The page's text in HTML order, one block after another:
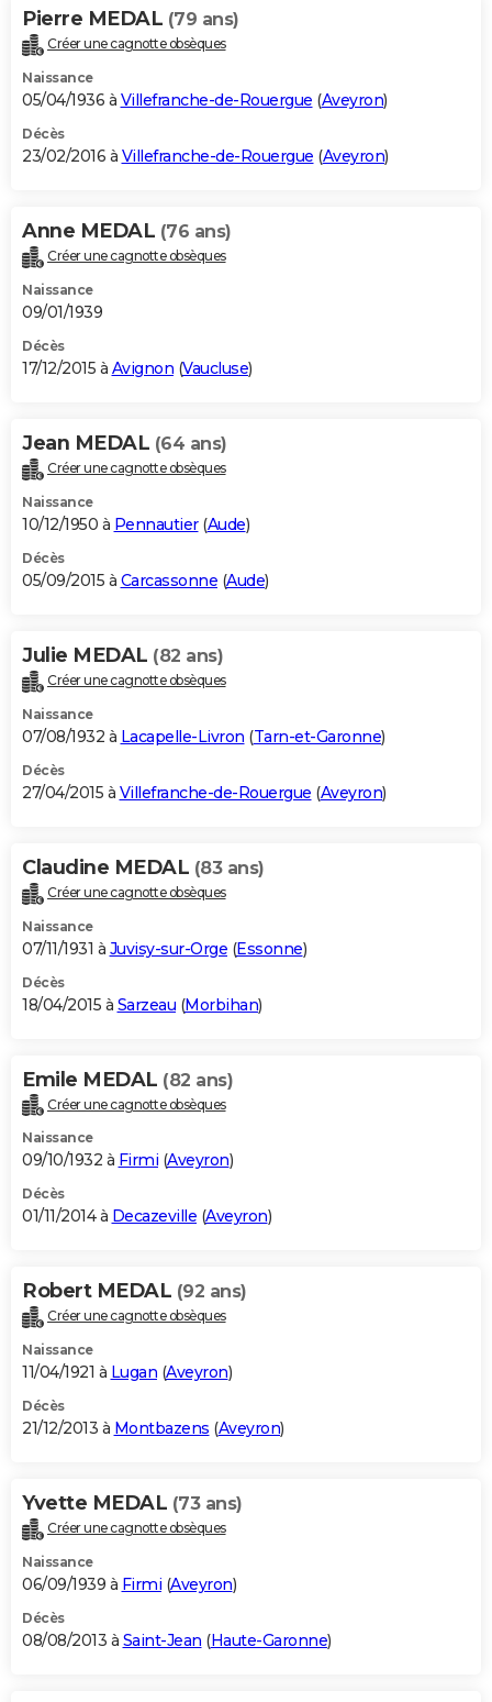
Pierre MEDAL (79 ans)
Créer une cagnotte obsèques
Naissance
05/04/1936 à Villefranche-de-Rouergue (Aveyron)
Décès
23/02/2016 à Villefranche-de-Rouergue (Aveyron)
Anne MEDAL (76 ans)
Créer une cagnotte obsèques
Naissance
09/01/1939
Décès
17/12/2015 à Avignon (Vaucluse)
Jean MEDAL (64 ans)
Créer une cagnotte obsèques
Naissance
10/12/1950 à Pennautier(Aude)
Décès
05/09/2015 à Carcassonne (Aude)
Julie MEDAL (82 ans)
Créer une cagnotte obsèques
Naissance
07/08/1932 à Lacapelle-Livron (Tarn-et-Garonne)
Décès
27/04/2015 à Villefranche-de-Rouergue (Aveyron)
Claudine MEDAL (83 ans)
Créer une cagnotte obsèques
Naissance
07/11/1931 à Juvisy-sur-Orge (Essonne)
Décès
18/04/2015 à Sarzeau (Morbihan)
Emile MEDAL (82 ans)
Créer une cagnotte obsèques
Naissance
09/10/1932 à Firmi (Aveyron)
Décès
01/11/2014 à Decazeville (Aveyron)
Robert MEDAL (92 ans)
Créer une cagnotte obsèques
Naissance
11/04/1921 à Lugan (Aveyron)
Décès
21/12/2013 à Montbazens (Aveyron)
Yvette MEDAL (73 ans)
Créer une cagnotte obsèques
Naissance
06/09/1939 à Firmi (Aveyron)
Décès
08/08/2013 à Saint-Jean (Haute-Garonne)